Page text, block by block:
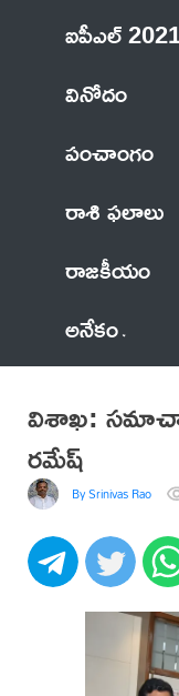
ఐపీఎల్
వినోదం
పంచాంగం
రాశి ఫలాలు
రాజకీయం
అనేకం
విశాఖ:
ర‌మేష్
By Srinivas Rao